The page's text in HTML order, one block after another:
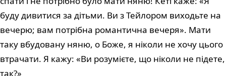
буду дивитися за дітьми. Ви з Тейлором виходьте на
вечерю; вам потрібна романтична вечеря». Мати
таку вбудовану няню, о Боже, я ніколи не хочу цього
втрачати. Я кажу: «Ви розумієте, що ніколи не підете,
так?»